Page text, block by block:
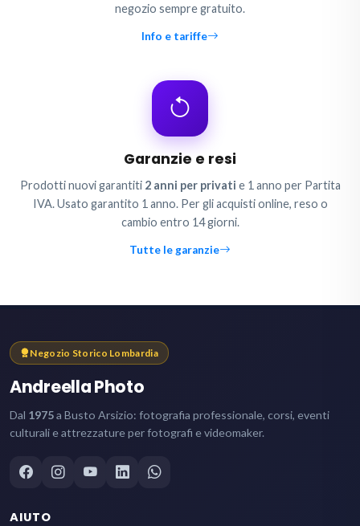
negozio sempre gratuito.
Info e tariffe
Garanzie e resi
Prodotti nuovi garantiti 2 anni per privati e 1 anno per Partita
IVA. Usato garantito 1 anno. Per gli acquisti online, reso o
cambio entro 14 giorni.
Tutte le garanzie
Negozio Storico Lombardia
Andreella Photo
Dal 1975a Busto Arsizio: fotografia professionale, corsi, eventi
culturali e attrezzature per fotografi e videomaker.
AIUTO